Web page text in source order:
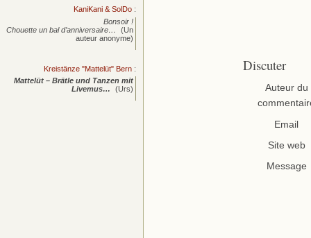
Discuter
Auteur du
Email
Site web
Message
KaniKani & SolDo :
Bonsoir !
Chouette un bal d’anniversaire…
(Un
auteur anonyme)
Kreistänze "Mattelüt" Bern :
Mattelüt – Brätle und Tanzen mit
Livemus…
(Urs)